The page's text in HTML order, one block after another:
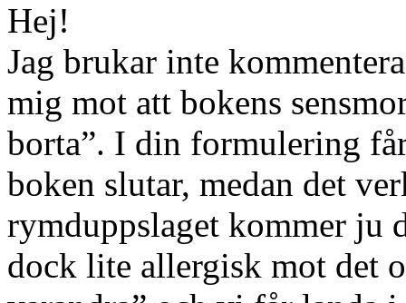
Hej!
Jag brukar inte
mig mot att bokens
borta”. I din formulering
boken slutar, medan det
rymduppslaget kommer ju
dock lite allergisk mot det